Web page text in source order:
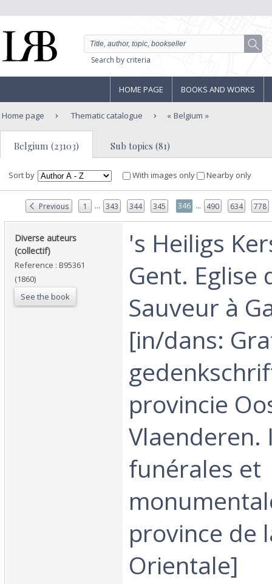
Search by criteria
HOME PAGE BOOKS AND WORKS
Home page Thematic catalogue Belgium
Belgium (23103) Sub topics (81)
Sort by With images only Nearby only
Previous 1 ... 343 344 345 346 ... 490 634 778
‎Diverse auteurs
(collectif)‎
Reference : B95361
(1860)
See the book
‎'s Heiligs
Gent. Eglise
Sauveur à
[in/dans:
provincie
Vlaenderen.
funérales et
province de
Orientale]‎